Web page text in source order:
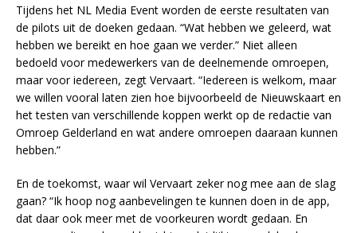
Tijdens het NL Media Event worden de eerste resultaten van
de pilots uit de doeken gedaan. “Wat hebben we geleerd, wat
hebben we bereikt en hoe gaan we verder.” Niet alleen
bedoeld voor medewerkers van de deelnemende omroepen,
maar voor iedereen, zegt Vervaart. “Iedereen is welkom, maar
we willen vooral laten zien hoe bijvoorbeeld de Nieuwskaart en
het testen van verschillende koppen werkt op de redactie van
Omroep Gelderland en wat andere omroepen daaraan kunnen
hebben.”
En de toekomst, waar wil Vervaart zeker nog mee aan de slag
gaan? “Ik hoop nog aanbevelingen te kunnen doen in de app,
dat daar ook meer met de voorkeuren wordt gedaan. En